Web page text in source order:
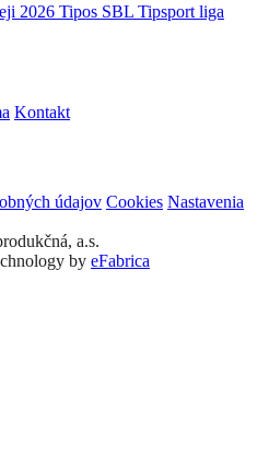
2026 Tipos SBL Tipsport liga
Kontakt
údajov Cookies Nastavenia
a.s.
by eFabrica